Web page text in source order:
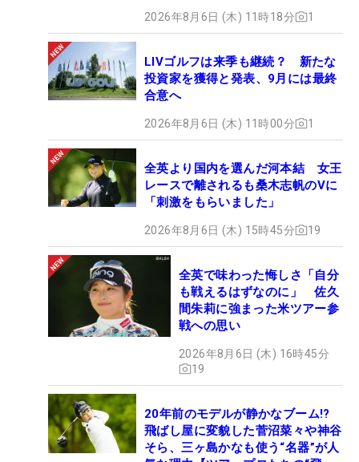
2026年8月6日 (木) 11時18分 1
LIVゴルフは来季も継続？ 新たな
投資家を獲得と発表、9月には最終
合意へ
2026年8月6日 (木) 11時00分 1
全英より国内を選んだ河本結 女王
レースで離されるも桑木志帆のVに
「刺激をもらいました」
2026年8月6日 (木) 15時45分 19
全英で味わった悔しさ「自分
も戦えるはずなのに」 佐久
間朱莉に強まった米ツアー参
戦への思い
2026年8月6日 (木) 16時45分
19
20年前のモデルが静かなブーム!?
飛ばし屋に変貌した菅沼菜々や神谷
そら、三ヶ島かなも使う“名器”が人